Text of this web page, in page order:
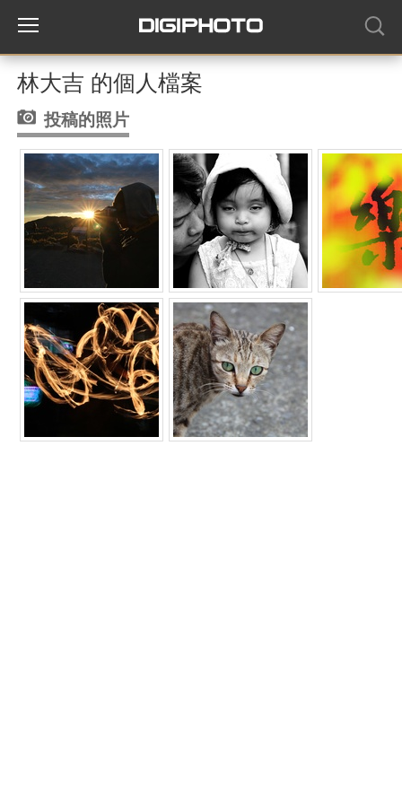
林大吉 的個人檔案
投稿的照片